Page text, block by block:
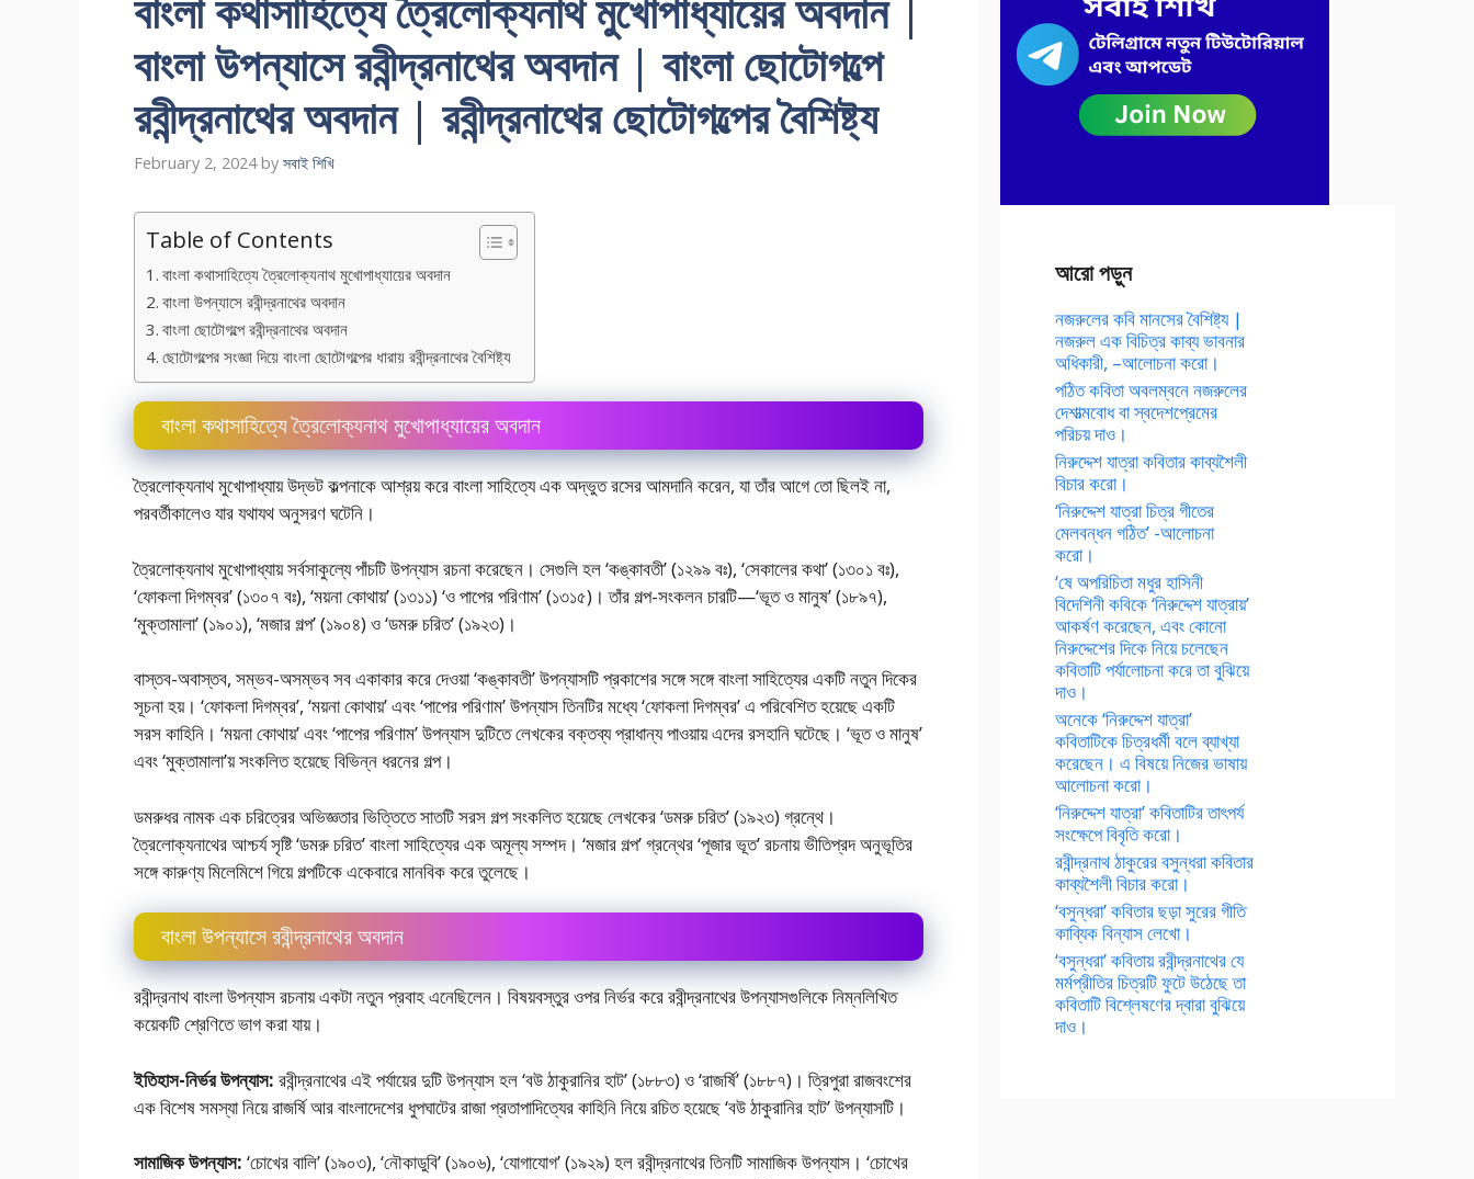
বাংলা উপন্যাসে রবীন্দ্রনাথের অবদান | বাংলা ছােটোগল্পে
রবীন্দ্রনাথের অবদান | রবীন্দ্রনাথের ছােটোগল্পের বৈশিষ্ট্য
February 2, 2024 by সবাই শিখি
Table of Contents
বাংলা কথাসাহিত্যে ত্রৈলােক্যনাথ মুখােপাধ্যায়ের অবদান
বাংলা উপন্যাসে রবীন্দ্রনাথের অবদান
বাংলা ছােটোগল্পে রবীন্দ্রনাথের অবদান
ছােটোগল্পের সংজ্ঞা দিয়ে বাংলা ছােটোগল্পের ধারায় রবীন্দ্রনাথের বৈশিষ্ট্য
বাংলা কথাসাহিত্যে ত্রৈলােক্যনাথ মুখােপাধ্যায়ের অবদান
ত্রৈলােক্যনাথ মুখােপাধ্যায় উদ্ভট কল্পনাকে আশ্রয় করে বাংলা সাহিত্যে এক অদ্ভুত রসের আমদানি করেন, যা তাঁর আগে তাে ছিলই না,
পরবর্তীকালেও যার যথাযথ অনুসরণ ঘটেনি।
ত্রৈলােক্যনাথ মুখােপাধ্যায় সর্বসাকুল্যে পাঁচটি উপন্যাস রচনা করেছেন। সেগুলি হল ‘কঙ্কাবতী’ (১২৯৯ বঃ), ‘সেকালের কথা’ (১৩০১ বঃ),
‘ফোকলা দিগম্বর’ (১৩০৭ বঃ), ‘ময়না কোথায়’ (১৩১১) ‘ও পাপের পরিণাম’ (১৩১৫)। তাঁর গল্প-সংকলন চারটি—‘ভূত ও মানুষ’ (১৮৯৭),
‘মুক্তামালা’ (১৯০১), ‘মজার গল্প’ (১৯০৪) ও ‘ডমরু চরিত’ (১৯২৩)।
বাস্তব-অবাস্তব, সম্ভব-অসম্ভব সব একাকার করে দেওয়া ‘কঙ্কাবতী’ উপন্যাসটি প্রকাশের সঙ্গে সঙ্গে বাংলা সাহিত্যের একটি নতুন দিকের
সূচনা হয়। ‘ফোকলা দিগম্বর’, ‘ময়না কোথায়’ এবং ‘পাপের পরিণাম’ উপন্যাস তিনটির মধ্যে ‘ফোকলা দিগম্বর’ এ পরিবেশিত হয়েছে একটি
সরস কাহিনি। ‘ময়না কোথায়’ এবং ‘পাপের পরিণাম’ উপন্যাস দুটিতে লেখকের বক্তব্য প্রাধান্য পাওয়ায় এদের রসহানি ঘটেছে। ‘ভূত ও মানুষ’
এবং ‘মুক্তামালা’য় সংকলিত হয়েছে বিভিন্ন ধরনের গল্প।
ডমরুধর নামক এক চরিত্রের অভিজ্ঞতার ভিত্তিতে সাতটি সরস গল্প সংকলিত হয়েছে লেখকের ‘ডমরু চরিত’ (১৯২৩) গ্রন্থে।
ত্রৈলােক্যনাথের আশ্চর্য সৃষ্টি ‘ডমরু চরিত’ বাংলা সাহিত্যের এক অমূল্য সম্পদ। ‘মজার গল্প’ গ্রন্থের ‘পূজার ভূত’ রচনায় ভীতিপ্রদ অনুভূতির
সঙ্গে কারুণ্য মিলেমিশে গিয়ে গল্পটিকে একেবারে মানবিক করে তুলেছে।
বাংলা উপন্যাসে রবীন্দ্রনাথের অবদান
রবীন্দ্রনাথ বাংলা উপন্যাস রচনায় একটা নতুন প্রবাহ এনেছিলেন। বিষয়বস্তুর ওপর নির্ভর করে রবীন্দ্রনাথের উপন্যাসগুলিকে নিম্নলিখিত
কয়েকটি শ্রেণিতে ভাগ করা যায়।
ইতিহাস-নির্ভর উপন্যাস: রবীন্দ্রনাথের এই পর্যায়ের দুটি উপন্যাস হল ‘বউ ঠাকুরানির হাট’ (১৮৮৩) ও ‘রাজর্ষি’ (১৮৮৭)। ত্রিপুরা রাজবংশের
এক বিশেষ সমস্যা নিয়ে রাজর্ষি আর বাংলাদেশের ধুপঘাটের রাজা প্রতাপাদিত্যের কাহিনি নিয়ে রচিত হয়েছে ‘বউ ঠাকুরানির হাট’ উপন্যাসটি।
সামাজিক উপন্যাস: ‘চোখের বালি’ (১৯০৩), ‘নৌকাডুবি’ (১৯০৬), ‘যােগাযােগ’ (১৯২৯) হল রবীন্দ্রনাথের তিনটি সামাজিক উপন্যাস। ‘চোখের
আরো পড়ুন
নজরুলের কবি মানসের বৈশিষ্ট্য |
নজরুল এক বিচিত্র কাব্য ভাবনার
অধিকারী, –আলোচনা করো।
পঠিত কবিতা অবলম্বনে নজরুলের
দেশাত্মবোধ বা স্বদেশপ্রেমের
পরিচয় দাও।
নিরুদ্দেশ যাত্রা কবিতার কাব্যশৈলী
বিচার করো।
‘নিরুদ্দেশ যাত্রা চিত্র গীতের
মেলবন্ধন গঠিত’ -আলোচনা
করো।
‘ষে অপরিচিতা মধুর হাসিনী
বিদেশিনী কবিকে ‘নিরুদ্দেশ যাত্রায়’
আকর্ষণ করেছেন, এবং কোনো
নিরুদ্দেশের দিকে নিয়ে চলেছেন
কবিতাটি পর্যালোচনা করে তা বুঝিয়ে
দাও।
অনেকে ‘নিরুদ্দেশ যাত্রা’
কবিতাটিকে চিত্রধর্মী বলে ব্যাখ্যা
করেছেন। এ বিষয়ে নিজের ভাষায়
আলোচনা করো।
‘নিরুদ্দেশ যাত্রা’ কবিতাটির তাৎপর্য
সংক্ষেপে বিবৃতি করো।
রবীন্দ্রনাথ ঠাকুরের বসুন্ধরা কবিতার
কাব্যশৈলী বিচার করো।
‘বসুন্ধরা’ কবিতার ছড়া সুরের গীতি
কাব্যিক বিন্যাস লেখো।
‘বসুন্ধরা’ কবিতায় রবীন্দ্রনাথের যে
মর্মপ্রীতির চিত্রটি ফুটে উঠেছে তা
কবিতাটি বিশ্লেষণের দ্বারা বুঝিয়ে
দাও।